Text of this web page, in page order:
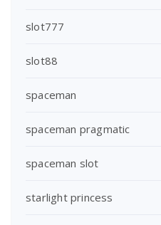
slot777
slot88
spaceman
spaceman pragmatic
spaceman slot
starlight princess